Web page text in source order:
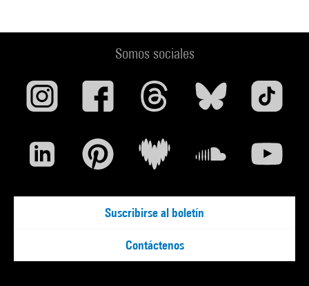
Somos sociales
Suscribirse al boletín
Contáctenos